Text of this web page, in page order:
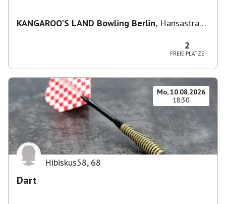
KANGAROO'S LAND Bowling Berlin, Hansastraße
2
FREIE PLÄTZE
Mo, 10.08.2026
18:30
Hibiskus58, 68
Dart